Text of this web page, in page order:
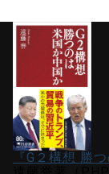
『G２構想 勝